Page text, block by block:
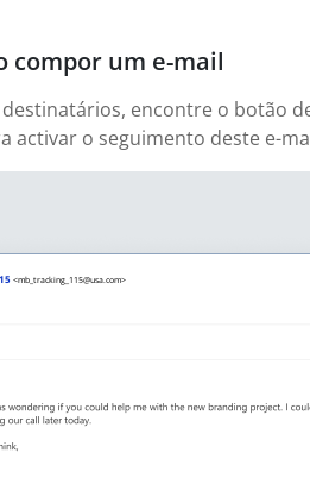
compor um e-mail
encontre o botão
activar o seguimento deste e-
<mb_tracking_115@usa.com>